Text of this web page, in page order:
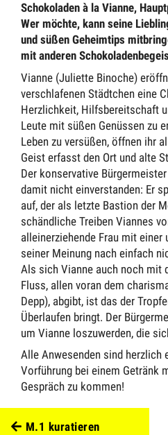
Schokoladen à la Vianne,
Wer möchte, kann seine
und süßen Geheimtips
mit anderen
Vianne (Juliette Binoche)
verschlafenen Städtchen eine
Herzlichkeit, Hilfsbereitschaft
Leute mit süßen Genüssen zu
Leben zu versüßen, öffnen ihr
Geist erfasst den Ort und alte
Der konservative
damit nicht einverstanden: Er
auf, der als letzte Bastion der
schändliche Treiben Viannes
alleinerziehende Frau mit
seiner Meinung nach einfach
Als sich Vianne auch noch mit
Fluss, allen voran dem
Depp), abgibt, ist das der
Überlaufen bringt. Der
um Vianne loszuwerden, die
Alle Anwesenden sind herzlich
Vorführung bei einem Getränk
Gespräch zu kommen!
M.1 kuratieren